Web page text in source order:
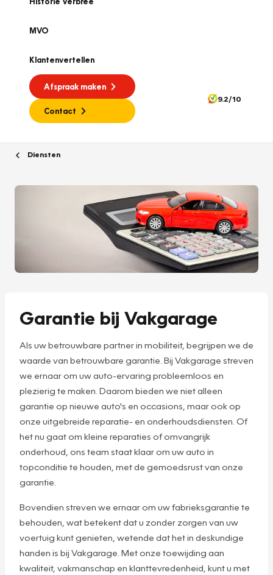
MVO
Klantenvertellen
Afspraak maken
Contact
9.2/10
Diensten
Garantie bij Vakgarage
Als uw betrouwbare partner in mobiliteit, begrijpen we de
waarde van betrouwbare garantie. Bij Vakgarage streven
we ernaar om uw auto-ervaring probleemloos en
plezierig te maken. Daarom bieden we niet alleen
garantie op nieuwe auto's en occasions, maar ook op
onze uitgebreide reparatie- en onderhoudsdiensten. Of
het nu gaat om kleine reparaties of omvangrijk
onderhoud, ons team staat klaar om uw auto in
topconditie te houden, met de gemoedsrust van onze
garantie.
Bovendien streven we ernaar om uw fabrieksgarantie te
behouden, wat betekent dat u zonder zorgen van uw
voertuig kunt genieten, wetende dat het in deskundige
handen is bij Vakgarage. Met onze toewijding aan
kwaliteit, vakmanschap en klanttevredenheid, kunt u met